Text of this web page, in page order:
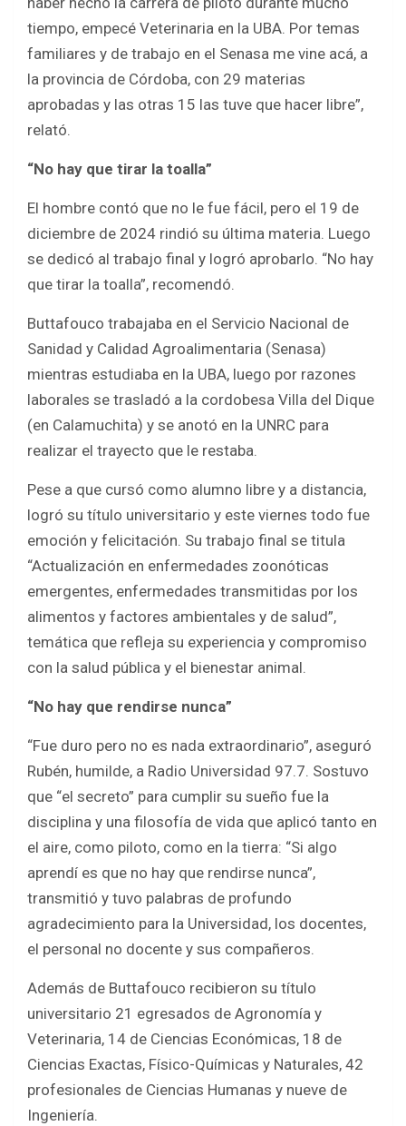
tiempo, empecé Veterinaria en la UBA. Por temas
familiares y de trabajo en el Senasa me vine acá, a
la provincia de Córdoba, con 29 materias
aprobadas y las otras 15 las tuve que hacer libre”,
relató.
“No hay que tirar la toalla”
El hombre contó que no le fue fácil, pero el 19 de
diciembre de 2024 rindió su última materia. Luego
se dedicó al trabajo final y logró aprobarlo. “No hay
que tirar la toalla”, recomendó.
Buttafouco trabajaba en el Servicio Nacional de
Sanidad y Calidad Agroalimentaria (Senasa)
mientras estudiaba en la UBA, luego por razones
laborales se trasladó a la cordobesa Villa del Dique
(en Calamuchita) y se anotó en la UNRC para
realizar el trayecto que le restaba.
Pese a que cursó como alumno libre y a distancia,
logró su título universitario y este viernes todo fue
emoción y felicitación. Su trabajo final se titula
“Actualización en enfermedades zoonóticas
emergentes, enfermedades transmitidas por los
alimentos y factores ambientales y de salud”,
temática que refleja su experiencia y compromiso
con la salud pública y el bienestar animal.
“No hay que rendirse nunca”
“Fue duro pero no es nada extraordinario”, aseguró
Rubén, humilde, a Radio Universidad 97.7. Sostuvo
que “el secreto” para cumplir su sueño fue la
disciplina y una filosofía de vida que aplicó tanto en
el aire, como piloto, como en la tierra: “Si algo
aprendí es que no hay que rendirse nunca”,
transmitió y tuvo palabras de profundo
agradecimiento para la Universidad, los docentes,
el personal no docente y sus compañeros.
Además de Buttafouco recibieron su título
universitario 21 egresados de Agronomía y
Veterinaria, 14 de Ciencias Económicas, 18 de
Ciencias Exactas, Físico-Químicas y Naturales, 42
profesionales de Ciencias Humanas y nueve de
Ingeniería.